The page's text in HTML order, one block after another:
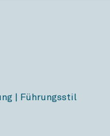
| Führungsstil